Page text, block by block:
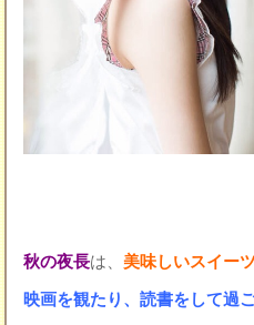
秋の夜長は、 美味しいスイー
映画を観たり、読書をして過